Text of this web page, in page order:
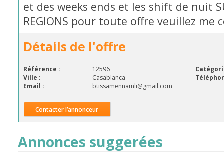
et des weeks ends et les shift de nuit
REGIONS pour toute offre veuillez me
Détails de l'offre
Référence : 12596
Ville :
Casablanca
Email :
btissamennamli@gmail.com
Contacter l’annonceur
Annonces suggerées